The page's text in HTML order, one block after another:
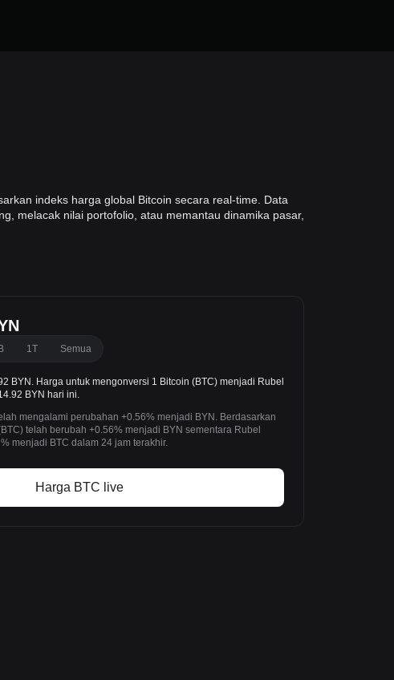
indeks harga global Bitcoin secara real-time. Data
melacak nilai portofolio, atau memantau dinamika pasar,
1T Semua
BYN. Harga untuk mengonversi 1 Bitcoin (BTC) menjadi Rubel
BYN hari ini.
mengalami perubahan +0.56% menjadi BYN. Berdasarkan
telah berubah +0.56% menjadi BYN sementara Rubel
menjadi BTC dalam 24 jam terakhir.
Harga BTC live